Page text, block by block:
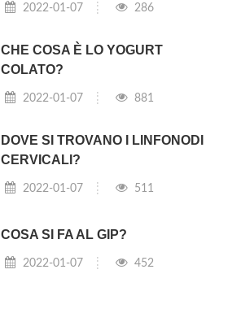
2022-01-07 286
CHE COSA È LO YOGURT
COLATO?
2022-01-07 881
DOVE SI TROVANO I LINFONODI
CERVICALI?
2022-01-07 511
COSA SI FA AL GIP?
2022-01-07 452